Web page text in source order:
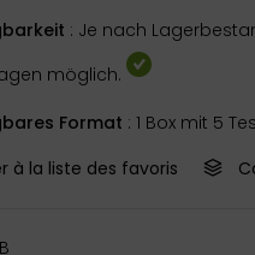
: Je nach
möglich.
Format : 1 Box mit 5
à la liste des favoris